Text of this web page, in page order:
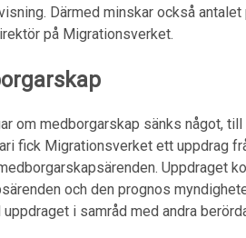
Därmed minskar också
på Migrationsverket.
om medborgarskap sänks något,
fick Migrationsverket ett uppdrag
Uppdraget
och den prognos
i samråd med andra